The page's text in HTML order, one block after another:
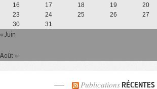
16
17 18 19 20
23
24 25 26 27
30
31
« Juin
Août »
Publications RÉCENTES